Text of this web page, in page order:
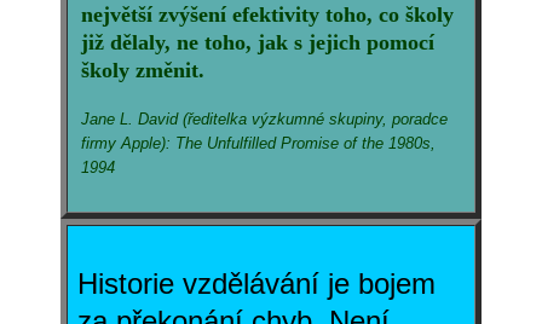
největší zvýšení efektivity toho, co školy
již dělaly, ne toho, jak s jejich pomocí
školy změnit.
Jane L. David (ředitelka výzkumné skupiny, poradce
firmy Apple): The Unfulfilled Promise of the 1980s,
1994
Historie vzdělávání je bojem